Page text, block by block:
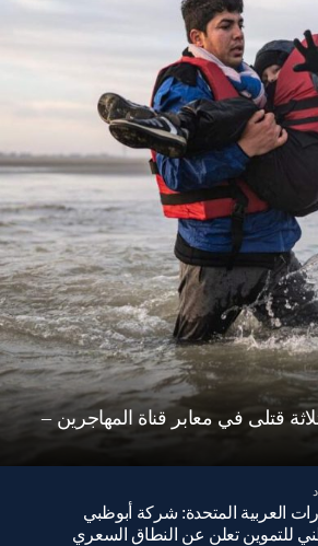
قتلى في معابر قناة المهاجرين –
العربية المتحدة: شركة أبوظبي
للتموين تعلن عن النطاق السعري